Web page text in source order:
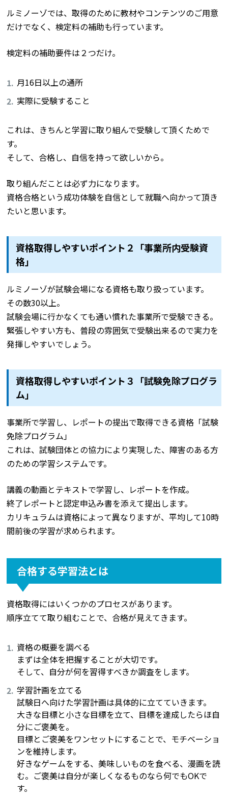
ルミノーゾでは、取得のために教材やコンテンツのご用意
だけでなく、検定料の補助も行っています。
検定料の補助要件は２つだけ。
月16日以上の通所
実際に受験すること
これは、きちんと学習に取り組んで受験して頂くためで
す。
そして、合格し、自信を持って欲しいから。
取り組んだことは必ず力になります。
資格合格という成功体験を自信として就職へ向かって頂き
たいと思います。
資格取得しやすいポイント２「事業所内受験資
格」
ルミノーゾが試験会場になる資格も取り扱っています。
その数30以上。
試験会場に行かなくても通い慣れた事業所で受験できる。
緊張しやすい方も、普段の雰囲気で受験出来るので実力を
発揮しやすいでしょう。
資格取得しやすいポイント３「試験免除プログラ
ム」
事業所で学習し、レポートの提出で取得できる資格「試験
免除プログラム」
これは、試験団体との協力により実現した、障害のある方
のための学習システムです。
講義の動画とテキストで学習し、レポートを作成。
終了レポートと認定申込み書を添えて提出します。
カリキュラムは資格によって異なりますが、平均して10時
間前後の学習が求められます。
合格する学習法とは
資格取得にはいくつかのプロセスがあります。
順序立てて取り組むことで、合格が見えてきます。
資格の概要を調べる
まずは全体を把握することが大切です。
そして、自分が何を習得すべきか調査をします。
学習計画を立てる
試験日へ向けた学習計画は具体的に立てていきます。
大きな目標と小さな目標を立て、目標を達成したらほ自
分にご褒美を。
目標とご褒美をワンセットにすることで、モチベーショ
ンを維持します。
好きなゲームをする、美味しいものを食べる、漫画を読
む。ご褒美は自分が楽しくなるものなら何でもOKで
す。